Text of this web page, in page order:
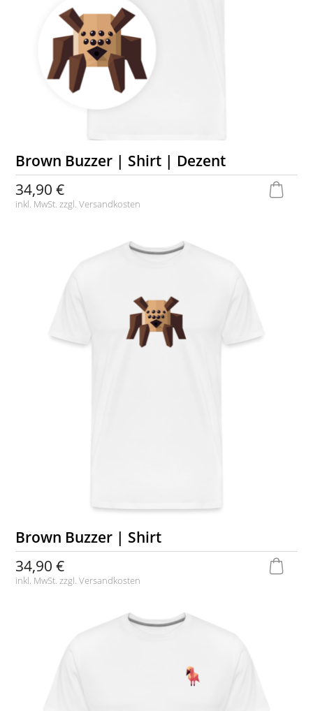
Brown Buzzer | Shirt | Dezent
34,90 €
inkl. MwSt. zzgl.Versandkosten
Brown Buzzer | Shirt
34,90 €
inkl. MwSt. zzgl.Versandkosten